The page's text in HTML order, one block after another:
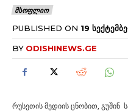
ᲛᲡᲝᲤᲚᲘᲝ
PUBLISHED ON 19
BY ODISHINEWS.GE
რუსეთის მედიის ცნობით, გუშინ